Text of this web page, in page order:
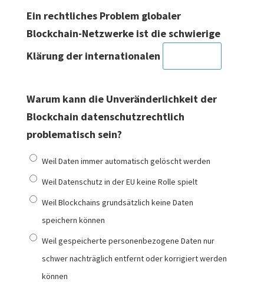
Ein rechtliches Problem globaler
Blockchain-Netzwerke ist die schwierige
Klärung der internationalen
Warum kann die Unveränderlichkeit der
Blockchain datenschutzrechtlich
problematisch sein?
Weil Daten immer automatisch gelöscht werden
Weil Datenschutz in der EU keine Rolle spielt
Weil Blockchains grundsätzlich keine Daten
speichern können
Weil gespeicherte personenbezogene Daten nur
schwer nachträglich entfernt oder korrigiert werden
können